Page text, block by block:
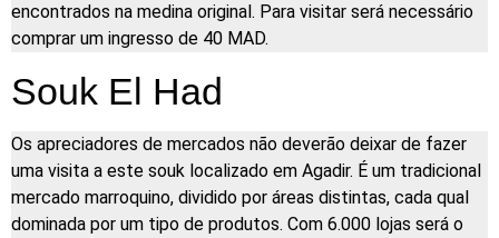
encontrados na medina original. Para visitar será necessário
comprar um ingresso de 40 MAD.
Souk El Had
Os apreciadores de mercados não deverão deixar de fazer
uma visita a este souk localizado em Agadir. É um tradicional
mercado marroquino, dividido por áreas distintas, cada qual
dominada por um tipo de produtos. Com 6.000 lojas será o